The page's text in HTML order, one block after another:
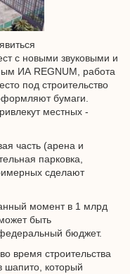
с новыми звуковыми и
ИА REGNUM, работа
под строительство
бумаги.
местных -
часть (арена и
парковка,
сделают
момент в 1 млрд
быть
бюджет.
время строительства
шапито, который